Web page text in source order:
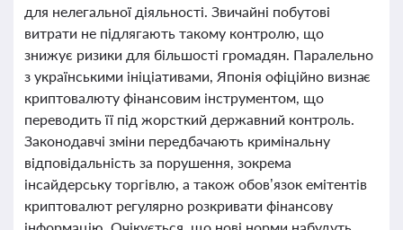
для нелегальної діяльності. Звичайні побутові
витрати не підлягають такому контролю, що
знижує ризики для більшості громадян. Паралельно
з українськими ініціативами, Японія офіційно визнає
криптовалюту фінансовим інструментом, що
переводить її під жорсткий державний контроль.
Законодавчі зміни передбачають кримінальну
відповідальність за порушення, зокрема
інсайдерську торгівлю, а також обов’язок емітентів
криптовалют регулярно розкривати фінансову